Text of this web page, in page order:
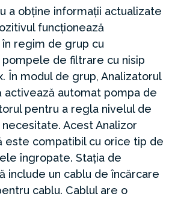
a obține informații actualizate
funcționează
regim de grup cu
de filtrare cu nisip
În modul de grup, Analizatorul
activează automat pompa de
pentru a regla nivelul de
Acest Analizor
este compatibil cu orice tip de
îngropate. Stația de
include un cablu de încărcare
cablu. Cablul are o